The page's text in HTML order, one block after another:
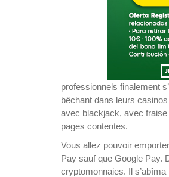
professionnels finalement
bêchant dans leurs
avec blackjack, avec fraise
pages contentes.
Vous allez pouvoir
Pay sauf que Google Pay.
cryptomonnaies. Il